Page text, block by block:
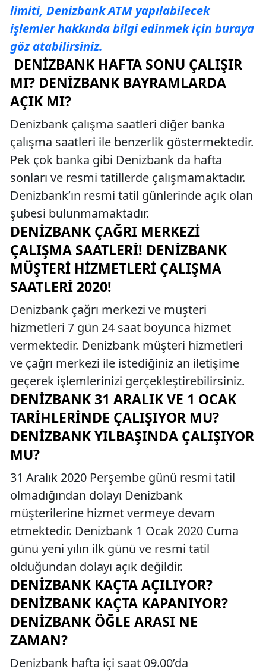
limiti, Denizbank ATM yapılabilecek
işlemler hakkında bilgi edinmek için buraya
göz atabilirsiniz.
DENIZBANK HAFTA SONU ÇALIŞIR
MI? DENIZBANK BAYRAMLARDA
AÇIK MI?
Denizbank çalışma saatleri diğer banka
çalışma saatleri ile benzerlik göstermektedir.
Pek çok banka gibi Denizbank da hafta
sonları ve resmi tatillerde çalışmamaktadır.
Denizbank’ın resmi tatil günlerinde açık olan
şubesi bulunmamaktadır.
DENIZBANK ÇAĞRI MERKEZI
ÇALIŞMA SAATLERI! DENIZBANK
MÜŞTERI HIZMETLERI ÇALIŞMA
SAATLERI 2020!
Denizbank çağrı merkezi ve müşteri
hizmetleri 7 gün 24 saat boyunca hizmet
vermektedir. Denizbank müşteri hizmetleri
ve çağrı merkezi ile istediğiniz an iletişime
geçerek işlemlerinizi gerçekleştirebilirsiniz.
DENIZBANK 31 ARALIK VE 1 OCAK
TARIHLERINDE ÇALIŞIYOR MU?
DENIZBANK YILBAŞINDA ÇALIŞIYOR
MU?
31 Aralık 2020 Perşembe günü resmi tatil
olmadığından dolayı Denizbank
müşterilerine hizmet vermeye devam
etmektedir. Denizbank 1 Ocak 2020 Cuma
günü yeni yılın ilk günü ve resmi tatil
olduğundan dolayı açık değildir.
DENIZBANK KAÇTA AÇILIYOR?
DENIZBANK KAÇTA KAPANIYOR?
DENIZBANK ÖĞLE ARASI NE
ZAMAN?
Denizbank hafta içi saat 09.00’da